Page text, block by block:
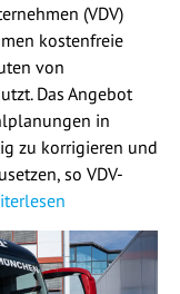
(VDV)
kostenfreie
von
Das Angebot
in
zu korrigieren und
so VDV-